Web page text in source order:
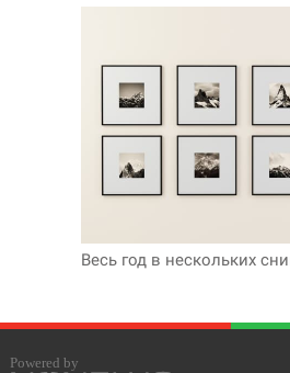
Весь год в нескольких